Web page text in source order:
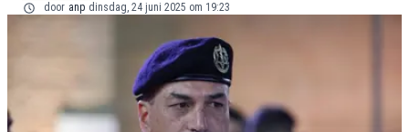
door anp dinsdag, 24 juni 2025 om 19:23